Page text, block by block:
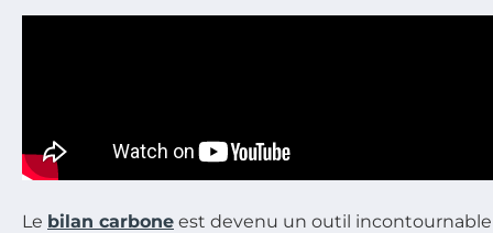
Le bilan carbone est devenu un outil